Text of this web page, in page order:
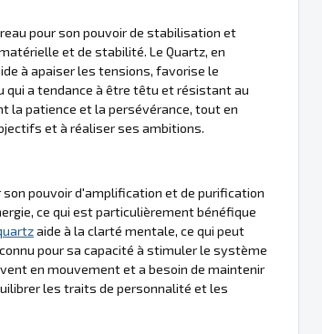
pour son pouvoir de stabilisation et
et de stabilité. Le Quartz, en
à apaiser les tensions, favorise le
qui a tendance à être têtu et résistant au
la patience et la persévérance, tout en
et à réaliser ses ambitions.
son pouvoir d'amplification et de purification
ce qui est particulièrement bénéfique
aide à la clarté mentale, ce qui peut
pour sa capacité à stimuler le système
en mouvement et a besoin de maintenir
les traits de personnalité et les